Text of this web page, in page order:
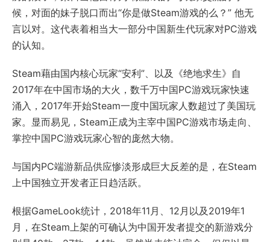
候，对面的妹子脱口而出“你是做Steam游戏的么？” 他无
言以对。这代表着相当大一部分中国新生代玩家对PC游戏
的认知。
Steam藉由国内核心玩家“安利”、以及《绝地求生》自
2017年在中国市场的大火，数千万中国PC游戏玩家快速
涌入，2017年开始Steam一度中国玩家人数超过了美国玩
家。显而易见，Steam正成为主宰中国PC游戏市场走向、
掌控中国PC游戏玩家心智的庞然大物。
与国内PC端游新品供应惨淡形成巨大反差的是，在Steam
上中国独立开发者正日趋活跃。
根据GameLook统计，2018年11月、12月以及2019年1
月，在Steam上架的可确认为中国开发者提交的新游戏分